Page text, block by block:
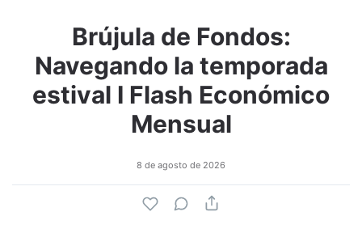
Brújula de Fondos:
Navegando la temporada
estival I Flash Económico
Mensual
8 de agosto de 2026